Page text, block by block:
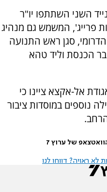
השני השתתפו יו"ר
פרייג', המשמש גם מנהיג
סגן ראש התנועה
הכנסת וליד טהא
אל-אקצא ציינו כי
נוספים במוסדות ציבור
של ערוץ 7
ראויה? דווחו לנו